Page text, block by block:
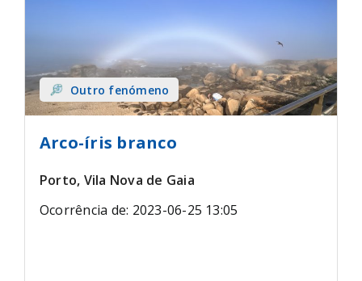
Outro fenómeno
Arco-íris branco
Porto, Vila Nova de Gaia
Ocorrência de: 2023-06-25 13:05